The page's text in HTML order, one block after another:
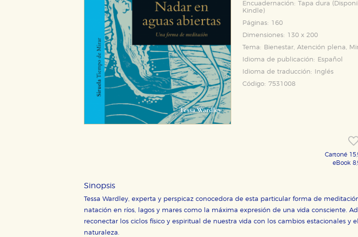
Encuadernación: Tapa dura
Kindle )
Páginas: 160
Dimensiones: 130 x 200
Tema:
Bienestar, Atención plena,
Idioma de publicación:
Español
Idioma de traducción:
Inglés
Código: 7531008
Cartoné
eBook
Sinopsis
Tessa Wardley, experta y perspicaz conocedora de esta particular forma de
natación en ríos, lagos y mares como la máxima expresión de una vida consciente.
reconectar los ciclos físico y espiritual de nuestra vida con los cambios estacionales y
naturaleza.
CONFIGURACIÓN DE COOKIES
Cookies necesarias
Estas cookies son necesarias para que nuestro sitio web funcione y no
hacerlo desde el navegador, pero en ese caso es posible que algunas
Cookies de rendimiento y analíticas
Estas cookies se utilizan para mejorar su experiencia de navegación y
configuraciones de servicios para que no tenga que reconfigurarlos
otros sitios. No almacenan directamente información personal sino
GUARDAR CONFIGURACIÓN